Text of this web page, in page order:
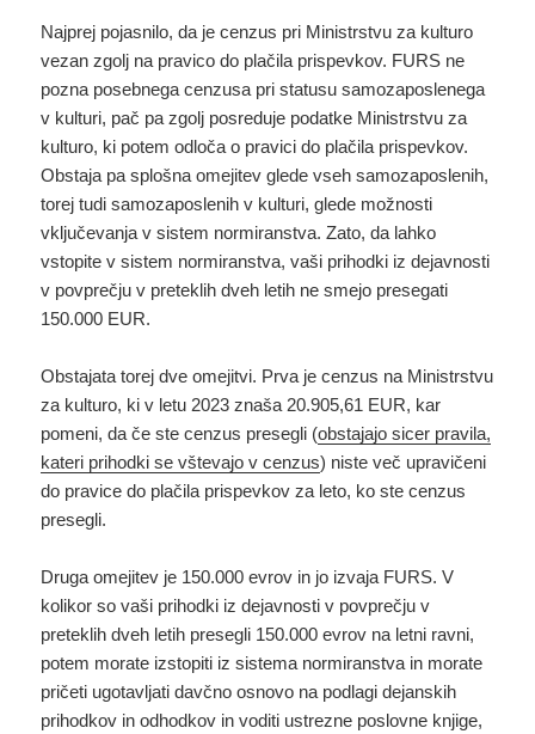
Najprej pojasnilo, da je cenzus pri Ministrstvu za kulturo
vezan zgolj na pravico do plačila prispevkov. FURS ne
pozna posebnega cenzusa pri statusu samozaposlenega
v kulturi, pač pa zgolj posreduje podatke Ministrstvu za
kulturo, ki potem odloča o pravici do plačila prispevkov.
Obstaja pa splošna omejitev glede vseh samozaposlenih,
torej tudi samozaposlenih v kulturi, glede možnosti
vključevanja v sistem normiranstva. Zato, da lahko
vstopite v sistem normiranstva, vaši prihodki iz dejavnosti
v povprečju v preteklih dveh letih ne smejo presegati
150.000 EUR.
Obstajata torej dve omejitvi. Prva je cenzus na Ministrstvu
za kulturo, ki v letu 2023 znaša 20.905,61 EUR, kar
pomeni, da če ste cenzus presegli (obstajajo sicer pravila,
kateri prihodki se vštevajo v cenzus) niste več upravičeni
do pravice do plačila prispevkov za leto, ko ste cenzus
presegli.
Druga omejitev je 150.000 evrov in jo izvaja FURS. V
kolikor so vaši prihodki iz dejavnosti v povprečju v
preteklih dveh letih presegli 150.000 evrov na letni ravni,
potem morate izstopiti iz sistema normiranstva in morate
pričeti ugotavljati davčno osnovo na podlagi dejanskih
prihodkov in odhodkov in voditi ustrezne poslovne knjige,